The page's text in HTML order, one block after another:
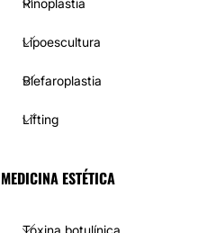
Rinoplastia
Lipoescultura
Blefaroplastia
Lifting
MEDICINA ESTÉTICA
Toxina botulínica